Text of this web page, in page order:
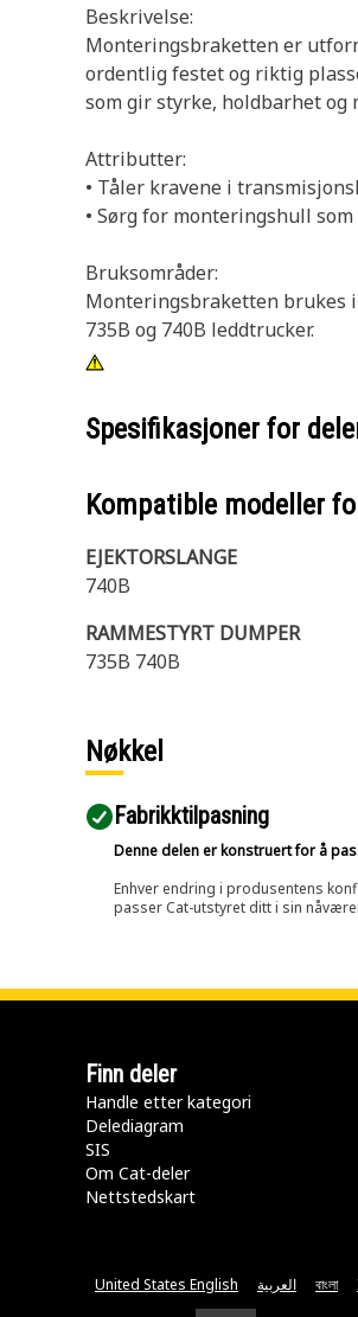
Beskrivelse:
Monteringsbraketten er
ordentlig festet og riktig
som gir styrke, holdbarhet
Attributter:
• Tåler kravene i
• Sørg for monteringshull
Bruksområder:
Monteringsbraketten brukes
735B og 740B leddtrucker.
Spesifikasjoner for
Kompatible modeller
EJEKTORSLANGE
740B
RAMMESTYRT DUMPER
735B 740B
Nøkkel
Fabrikktilpasning
Denne delen er konstruert for å
Enhver endring i produsentens
passer Cat-utstyret ditt i sin
Finn deler
Handle etter kategori
Delediagram
SIS
Om Cat-deler
Nettstedskart
United States English العربية বাংলা